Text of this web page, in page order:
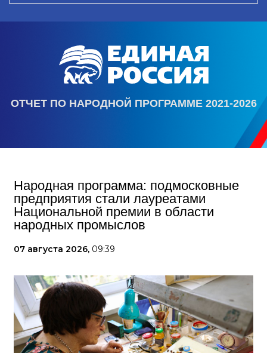
ОТЧЕТ ПО НАРОДНОЙ ПРОГРАММЕ 2021-2026
Народная программа: подмосковные
предприятия стали лауреатами
Национальной премии в области
народных промыслов
07 августа 2026, 09:39